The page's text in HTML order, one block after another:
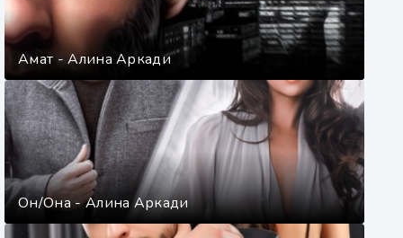
Амат - Алина Аркади
Он/Она - Алина Аркади